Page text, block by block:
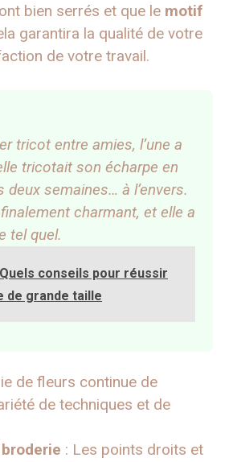
bien serrés et que le motif
garantira la qualité de votre
de votre travail.
tricot entre amies, l’une a
tricotait son écharpe en
deux semaines… à l’envers.
charmant, et elle a
tel quel.
Quels conseils pour réussir
de grande taille
de fleurs continue de
de techniques et de
: Les points droits et